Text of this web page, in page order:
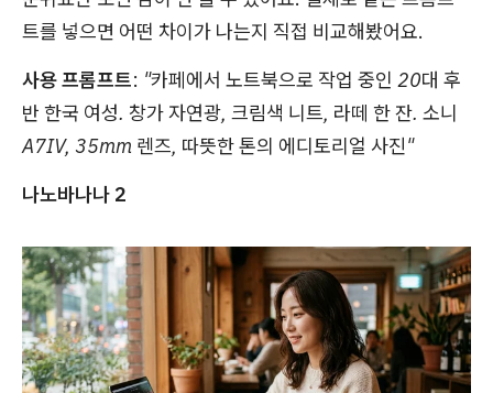
트를 넣으면 어떤 차이가 나는지 직접 비교해봤어요.
사용 프롬프트: "카페에서 노트북으로 작업 중인 20대 후
반 한국 여성. 창가 자연광, 크림색 니트, 라떼 한 잔. 소니
A7IV, 35mm 렌즈, 따뜻한 톤의 에디토리얼 사진"
나노바나나 2